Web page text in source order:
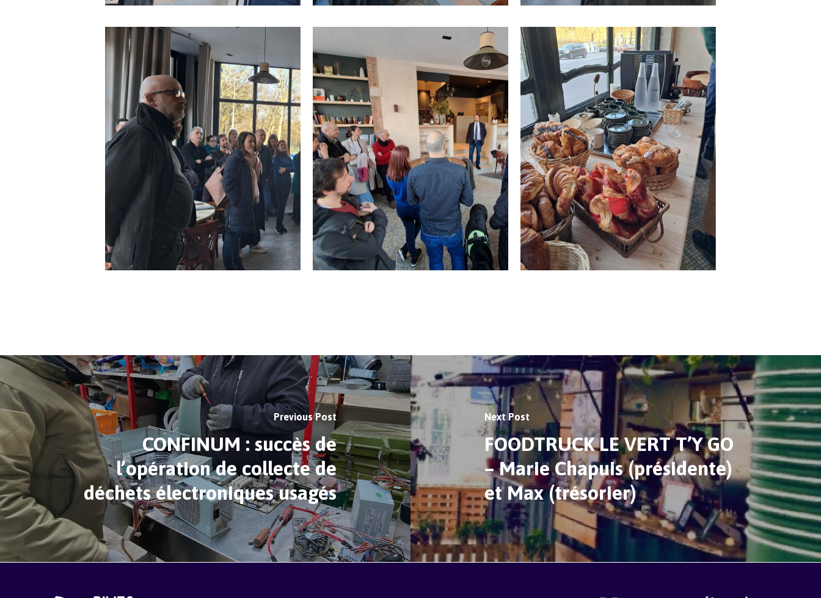
Previous Post
CONFINUM : succès de
l’opération de collecte de
déchets électroniques usagés
Next Post
FOODTRUCK LE VERT T’Y GO
– Marie Chapuis (présidente)
et Max (trésorier)